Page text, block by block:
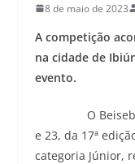
8 de maio de 2023
A competição
na cidade de
evento.
O
e 23, da 17ª
categoria Júnior,